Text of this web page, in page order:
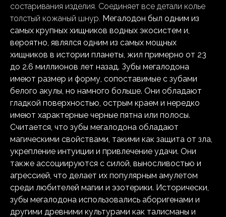
состаривания изделия. Соединяет все детали колье
толстый кожаный шнур. Мегалодон был одним из
самых крупных хищников водных экосистем и,
вероятно, являлся одним из самых мощных
хищников в истории планеты, жил примерно от 23
до 2.6 миллионов лет назад. Зубы мегалодона
имеют размер и форму, сопоставимые с зубами
белого акулы, но намного больше. Они обладают
гладкой поверхностью, острым краем и нередко
имеют характерные черные пятна или полосы.
Считается, что зубы мегалодона обладают
магическими свойствами, такими как защита от зла,
укрепление интуиции и привлечение удачи. Они
также ассоциируются с силой, выносливостью и
агрессией, что делает их популярным амулетом
среди любителей магии и эзотерики. Исторически,
зубы мегалодона использовались аборигенами и
другими древними культурами как талисманы и